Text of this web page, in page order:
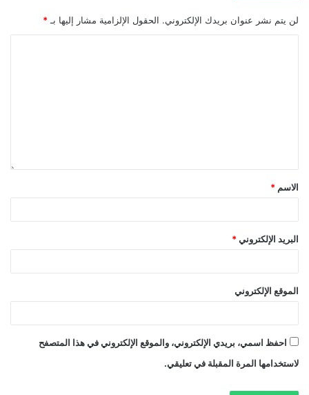
لن يتم نشر عنوان بريدك الإلكتروني. الحقول الإلزامية مشار إليها بـ *
الاسم *
البريد الإلكتروني *
الموقع الإلكتروني
احفظ اسمي، بريدي الإلكتروني، والموقع الإلكتروني في هذا المتصفح
لاستخدامها المرة المقبلة في تعليقي.